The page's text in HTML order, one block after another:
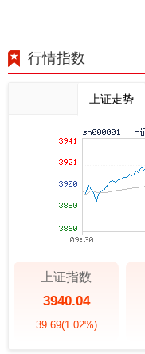
行情指数
上证走势
上证指数
3940.04
39.69(1.02%)